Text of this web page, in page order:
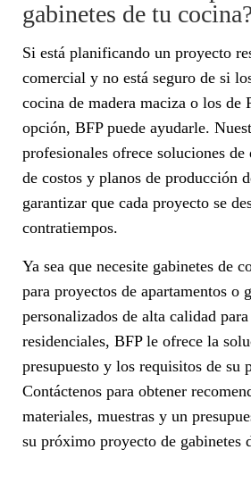
gabinetes de tu
Si está planificando un proyecto
comercial y no está seguro de si
cocina de madera maciza o los de
opción, BFP puede ayudarle.
profesionales ofrece soluciones de
de costos y planos de producción
garantizar que cada proyecto se
contratiempos.
Ya sea que necesite gabinetes de
para proyectos de apartamentos o
personalizados de alta calidad
residenciales, BFP le ofrece la
presupuesto y los requisitos de su
Contáctenos para obtener
materiales, muestras y un
su próximo proyecto de gabinetes